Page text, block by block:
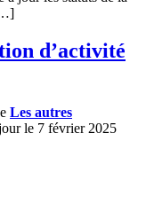
d’activité
Les autres
le 7 février 2025